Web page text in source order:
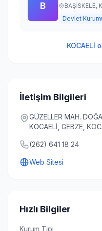
B BAŞİSKELE,
Devlet
KOCAELİ
İletişim Bilgileri
GÜZELLER MAH.
KOCAELİ, GEBZE,
(262) 641 18 24
Web Sitesi
Hızlı Bilgiler
Kurum Tipi